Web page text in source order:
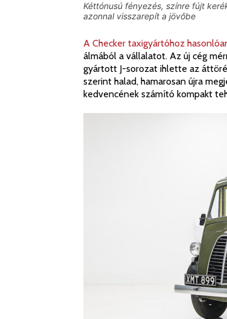
Kéttónusú fényezés, színre fújt
azonnal visszarepít a jövőbe
A Checker taxigyártóhoz
álmából a vállalatot. Az új cég
gyártott J-sorozat ihlette az
szerint halad, hamarosan újra
kedvencének számító kompakt